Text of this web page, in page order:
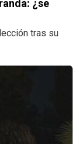
¿se
tras su